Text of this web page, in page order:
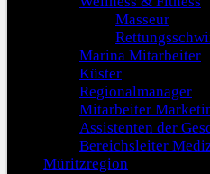
Masseur
Marina Mitarbeiter
Küster
Regionalmanager
Mitarbeiter
Assistenten der
Bereichsleiter
Müritzregion